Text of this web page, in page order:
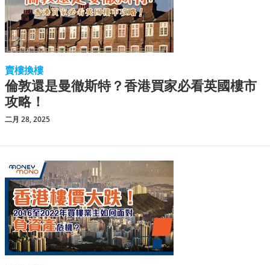
賣樓換樓
倫敦還是曼徹斯特？香港買家必看英國樓市
攻略！
二月 28, 2025